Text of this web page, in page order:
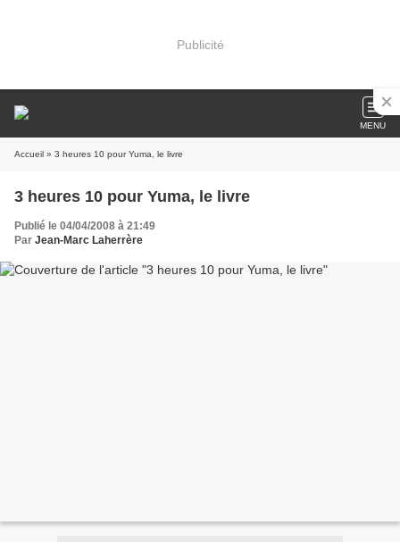
Publicité
MENU
Accueil » 3 heures 10 pour Yuma, le livre
3 heures 10 pour Yuma, le livre
Publié le 04/04/2008 à 21:49
Par Jean-Marc Laherrère